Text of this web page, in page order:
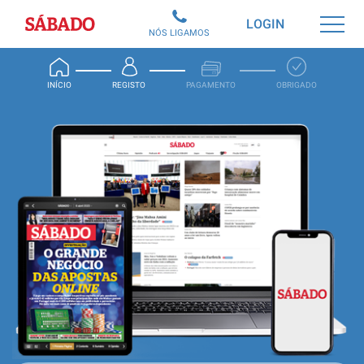
Sábado
INÍCIO REGISTO PAGAMENTO OBRIGADO
LOGIN
NÓS LIGAMOS